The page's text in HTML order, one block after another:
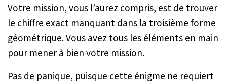
Votre mission, vous l’aurez compris, est de trouver
le chiffre exact manquant dans la troisième forme
géométrique. Vous avez tous les éléments en main
pour mener à bien votre mission.
Pas de panique, puisque cette énigme ne requiert